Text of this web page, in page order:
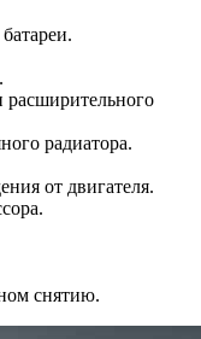
расширительного
радиатора.
от двигателя.
снятию.